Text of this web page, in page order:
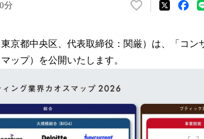
分
い
！
込
京都中央区、代表取締役：関厳）は、「コン
ップ）を公開いたします。